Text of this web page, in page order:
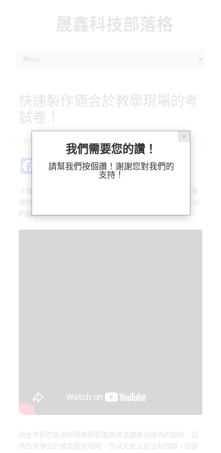
晟鑫科技部落格
快速製作適合於教學現場的考
試卷！
2014-01-24
Fa
b
o
Pl X M
as
o
d
Bl
u
k
y
分
下面的視頻說明如何利用診斷式測驗系統，結合多重指標及
條件組成老師們所需的試卷～ 從此不用花時間挑選數以千計
的題目！
過去老師們能依照冊章節範圍來過濾題庫光碟內的題目，因
為所有學生的進度都是相同，所以大致上是沒有問題，但是
✕
我們需要您的讚！
請幫我們按個讚！謝謝您對我們的
支持！